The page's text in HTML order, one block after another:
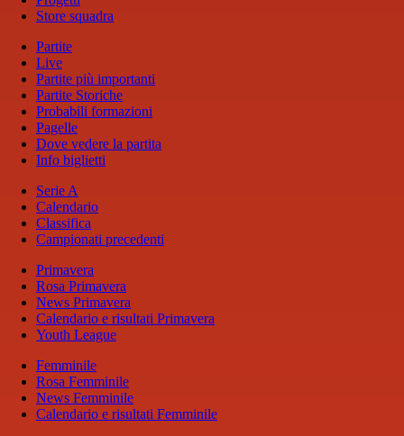
Store squadra
Partite
Live
Partite più importanti
Partite Storiche
Probabili formazioni
Pagelle
Dove vedere la partita
Info biglietti
Serie A
Calendario
Classifica
Campionati precedenti
Primavera
Rosa Primavera
News Primavera
Calendario e risultati Primavera
Youth League
Femminile
Rosa Femminile
News Femminile
Calendario e risultati Femminile